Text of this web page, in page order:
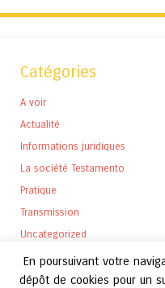
Catégories
A voir
Actualité
Informations juridiques
La société Testamento
Pratique
Transmission
Uncategorized
En poursuivant votre
dépôt de cookies pour un